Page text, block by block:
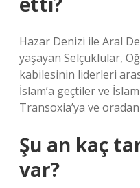
Hazar Denizi ile Aral
yaşayan Selçuklular,
kabilesinin liderleri
İslam’a geçtiler ve
Transoxia’ya ve
Şu an kaç
var?